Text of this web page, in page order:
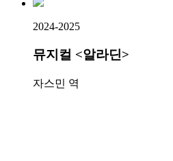
2024-2025
뮤지컬 <알라딘>
자스민 역